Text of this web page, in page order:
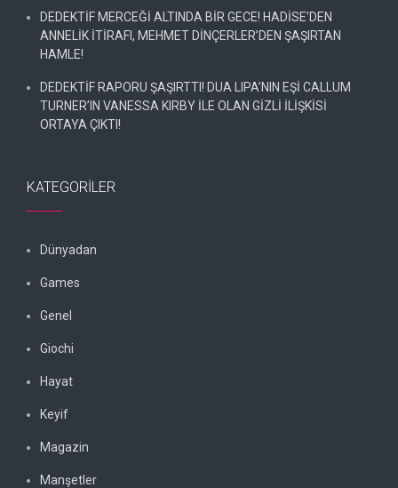
DEDEKTİF MERCEĞİ ALTINDA BİR GECE! HADİSE’DEN
ANNELİK İTİRAFI, MEHMET DİNÇERLER’DEN ŞAŞIRTAN
HAMLE!
DEDEKTİF RAPORU ŞAŞIRTTI! DUA LIPA’NIN EŞİ CALLUM
TURNER’IN VANESSA KIRBY İLE OLAN GİZLİ İLİŞKİSİ
ORTAYA ÇIKTI!
KATEGORILER
Dünyadan
Games
Genel
Giochi
Hayat
Keyif
Magazin
Manşetler